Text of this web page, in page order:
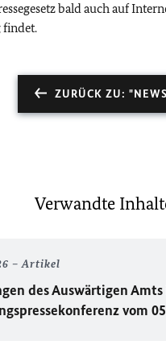
bald auch auf
findet.
ZURÜCK ZU:
Verwandte
Artikel
des Auswärtigen
vom